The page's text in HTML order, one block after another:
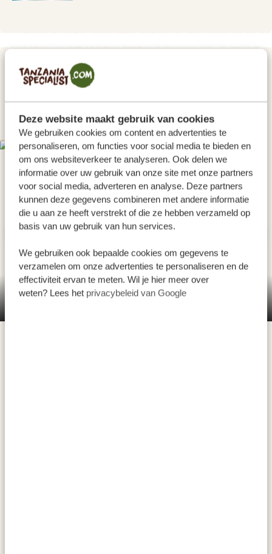
Deze website maakt gebruik van cookies
We gebruiken cookies om content en advertenties te
personaliseren, om functies voor social media te bieden en
om ons websiteverkeer te analyseren. Ook delen we
informatie over uw gebruik van onze site met onze partners
voor social media, adverteren en analyse. Deze partners
kunnen deze gegevens combineren met andere informatie
die u aan ze heeft verstrekt of die ze hebben verzameld op
basis van uw gebruik van hun services.
We gebruiken ook bepaalde cookies om gegevens te
verzamelen om onze advertenties te personaliseren en de
effectiviteit ervan te meten. Wil je hier meer over
weten? Lees het privacybeleid van Google
DAG 2
EEN DAGJE HEERLIJK RELAXEN IN
ARUSHA
PLATINUM
Arusha Coffee Lodge by Elewana